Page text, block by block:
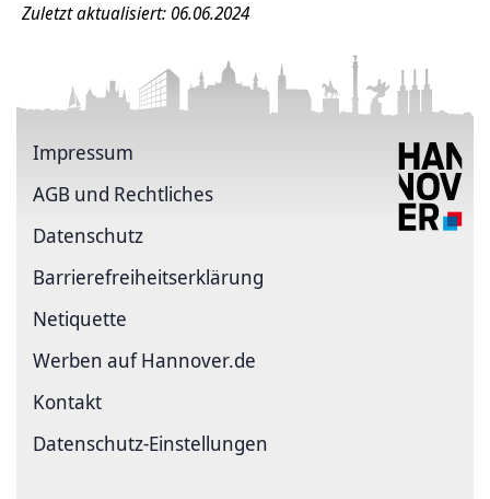
Zuletzt aktualisiert: 06.06.2024
Impressum
AGB und Rechtliches
Datenschutz
Barriere­freiheits­erklärung
Netiquette
Werben auf Hannover.de
Kontakt
Datenschutz-Einstellungen